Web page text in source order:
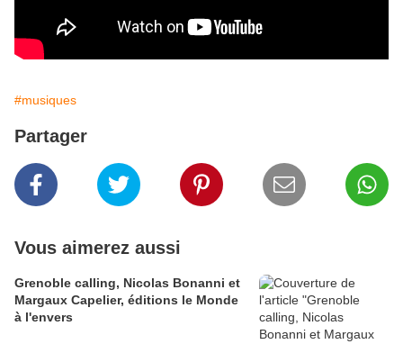
#musiques
Partager
Vous aimerez aussi
Grenoble calling, Nicolas Bonanni et
Margaux Capelier, éditions le Monde
à l'envers